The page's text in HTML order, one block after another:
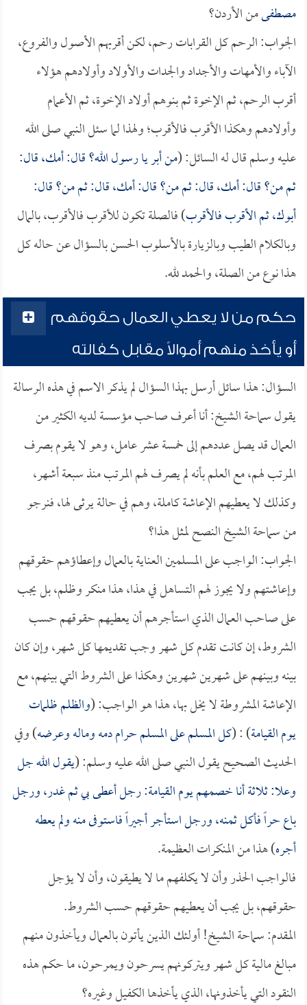
مصطفىمن الأردن؟
الجواب: الرحم كل القرابات رحم، لكن أقربهم الأصول والفروع،
الآباء والأمهات والأجداد والجدات والأولاد وأولادهم هؤلاء
أقرب الرحم، ثم الإخوة ثم بنوهم أولاد الإخوة، ثم الأعمام
وأولادهم وهكذا الأقرب فالأقرب؛ ولهذا لما سئل النبي صلى الله
عليه وسلم قال له السائل: (من أبر يا رسول الله؟ قال: أمك، قال:
ثم من؟ قال: أمك، قال: ثم من؟ قال: أمك، قال: ثم من؟ قال:
أبوك، ثم الأقرب فالأقرب) فالصلة تكون للأقرب فالأقرب، بالمال
وبالكلام الطيب وبالزيارة بالأسلوب الحسن بالسؤال عن حاله كل
هذا نوع من الصلة، والحمد لله.
حكم من لا يعطي العمال حقوقهم
أو يأخذ منهم أموالاً مقابل كفالته
السؤال: هذا سائل أرسل بهذا السؤال لم يذكر الاسم في هذه الرسالة
يقول سماحة الشيخ: أنا أعرف صاحب مؤسسة لديه الكثير من
العمال قد يصل عددهم إلى خمسة عشر عامل، وهو لا يقوم بصرف
المرتب لهم، مع العلم بأنه لم يصرف لهم المرتب منذ سبعة أشهر،
وكذلك لا يعطيهم الإعاشة كاملة، وهم في حالة يرثى لها، فنرجو
من سماحة الشيخ النصح لمثل هذا؟
الجواب: الواجب على المسلمين العناية بالعمال وإعطاؤهم حقوقهم
وإعاشتهم ولا يجوز لهم التساهل في هذا، هذا منكر وظلم، بل يجب
على صاحب العمال الذي استأجرهم أن يعطيهم حقوقهم حسب
الشروط، إن كانت تقدم كل شهر وجب تقديمها كل شهر، وإن كان
بينه وبينهم على شهرين شهرين وهكذا على الشروط التي بينهم، مع
الإعاشة المشروطة لا يخل بها، هذا هو الواجب: (والظلم ظلمات
يوم القيامة) : (كل المسلم على المسلم حرام دمه وماله وعرضه) وفي
الحديث الصحيح يقول النبي صلى الله عليه وسلم: (يقول الله جل
وعلا: ثلاثة أنا خصمهم يوم القيامة: رجل أعطى بي ثم غدر، ورجل
باع حراً فأكل ثمنه، ورجل استأجر أجيراً فاستوفى منه ولم يعطه
أجره) هذا من المنكرات العظيمة.
فالواجب الحذر وأن لا يكلفهم ما لا يطيقون، وأن لا يؤجل
حقوقهم، بل يجب أن يعطيهم حقوقهم حسب الشروط.
المقدم: سماحة الشيخ! أولئك الذين يأتون بالعمال ويأخذون منهم
مبالغ مالية كل شهر ويتركونهم يسرحون ويمرحون، ما حكم هذه
النقود التي يأخذونها، الذي يأخذها الكفيل وغيره؟